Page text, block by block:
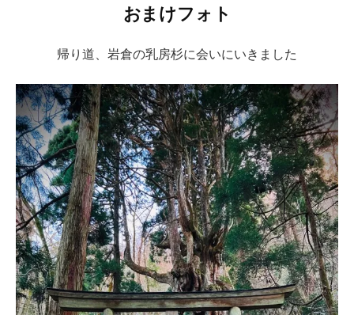
おまけフォト
帰り道、岩倉の乳房杉に会いにいきました